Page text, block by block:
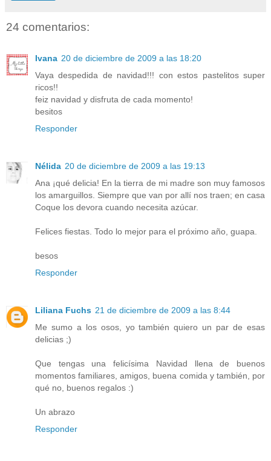
24 comentarios:
Ivana 20 de diciembre de 2009 a las 18:20
Vaya despedida de navidad!!! con estos pastelitos super
ricos!!
feiz navidad y disfruta de cada momento!
besitos
Responder
Nélida 20 de diciembre de 2009 a las 19:13
Ana ¡qué delicia! En la tierra de mi madre son muy famosos
los amarguillos. Siempre que van por allí nos traen; en casa
Coque los devora cuando necesita azúcar.
Felices fiestas. Todo lo mejor para el próximo año, guapa.
besos
Responder
Liliana Fuchs 21 de diciembre de 2009 a las 8:44
Me sumo a los osos, yo también quiero un par de esas
delicias ;)
Que tengas una felicísima Navidad llena de buenos
momentos familiares, amigos, buena comida y también, por
qué no, buenos regalos :)
Un abrazo
Responder